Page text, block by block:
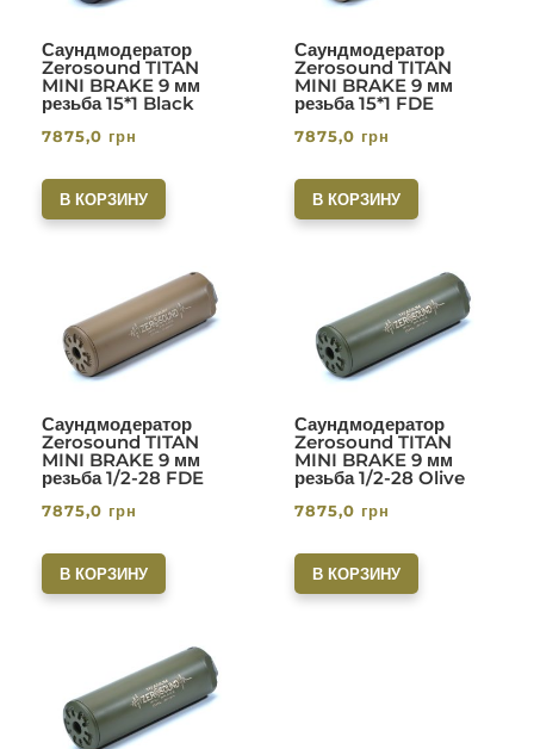
Саундмодератор
Zerosound TITAN
MINI BRAKE 9 мм
резьба 15*1 Black
7875,0 грн
В КОРЗИНУ
Саундмодератор
Zerosound TITAN
MINI BRAKE 9 мм
резьба 15*1 FDE
7875,0 грн
В КОРЗИНУ
Саундмодератор
Zerosound TITAN
MINI BRAKE 9 мм
резьба 1/2-28 FDE
7875,0 грн
В КОРЗИНУ
Саундмодератор
Zerosound TITAN
MINI BRAKE 9 мм
резьба 1/2-28 Olive
7875,0 грн
В КОРЗИНУ